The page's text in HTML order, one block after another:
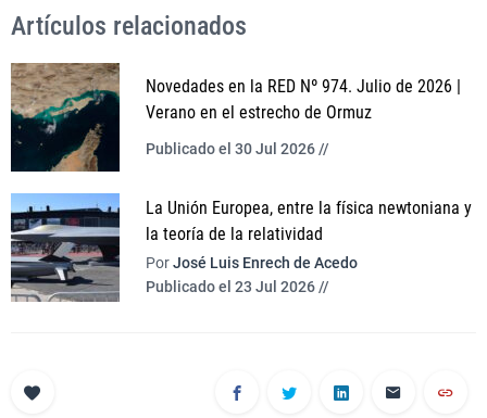
Artículos relacionados
Novedades en la RED Nº 974. Julio de 2026 |
Verano en el estrecho de Ormuz
Publicado el 30 Jul 2026 //
La Unión Europea, entre la física newtoniana y
la teoría de la relatividad
PorJosé Luis Enrech de Acedo
Publicado el 23 Jul 2026 //